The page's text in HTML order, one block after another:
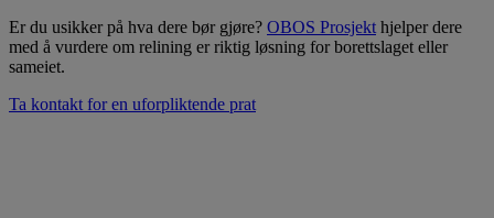
Er du usikker på hva dere bør gjøre? OBOS Prosjekt hjelper dere
med å vurdere om relining er riktig løsning for borettslaget eller
sameiet.
Ta kontakt for en uforpliktende prat